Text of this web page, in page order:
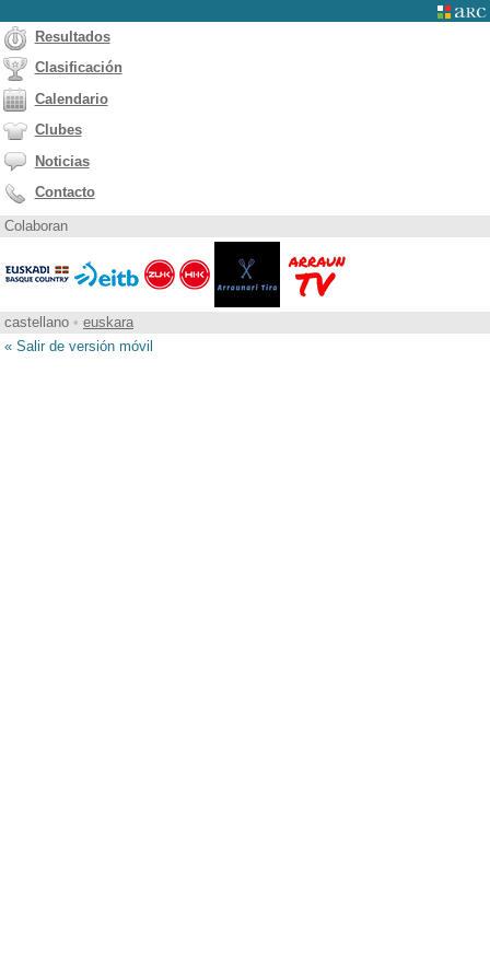
Resultados
Clasificación
Calendario
Clubes
Noticias
Contacto
Colaboran
castellano • euskara
« Salir de versión móvil